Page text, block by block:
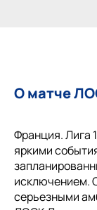
О матче
Франция. Лига
яркими
исключением.
серьезными